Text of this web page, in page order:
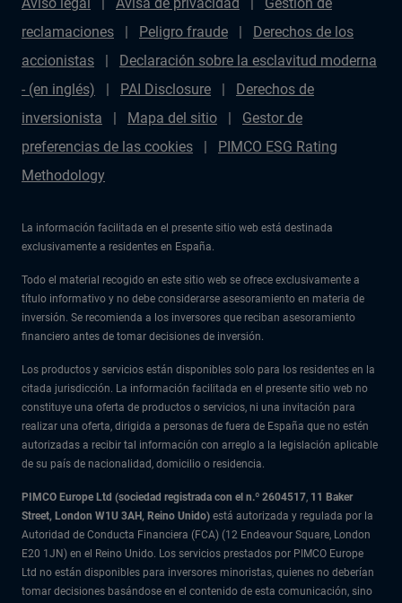
reclamaciones
Peligro fraude
Derechos de los
accionistas
Declaración sobre la esclavitud moderna
- (en inglés)
PAI Disclosure
Derechos de
inversionista
Mapa del sitio
Gestor de
preferencias de las cookies
PIMCO ESG Rating
Methodology
La información facilitada en el presente sitio web está destinada
exclusivamente a residentes en España.
Todo el material recogido en este sitio web se ofrece exclusivamente a
título informativo y no debe considerarse asesoramiento en materia de
inversión. Se recomienda a los inversores que reciban asesoramiento
financiero antes de tomar decisiones de inversión.
Los productos y servicios están disponibles solo para los residentes en la
citada jurisdicción. La información facilitada en el presente sitio web no
constituye una oferta de productos o servicios, ni una invitación para
realizar una oferta, dirigida a personas de fuera de España que no estén
autorizadas a recibir tal información con arreglo a la legislación aplicable
de su país de nacionalidad, domicilio o residencia.
PIMCO Europe Ltd (sociedad registrada con el n.º 2604517, 11 Baker
Street, London W1U 3AH, Reino Unido) está autorizada y regulada por la
Autoridad de Conducta Financiera (FCA) (12 Endeavour Square, London
E20 1JN) en el Reino Unido. Los servicios prestados por PIMCO Europe
Ltd no están disponibles para inversores minoristas, quienes no deberían
tomar decisiones basándose en el contenido de esta comunicación, sino